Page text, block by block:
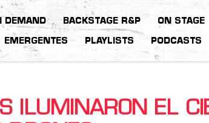
DEMAND BACKSTAGE R&P ON STAGE
EMERGENTES PLAYLISTS PODCASTS
ILUMINARON EL